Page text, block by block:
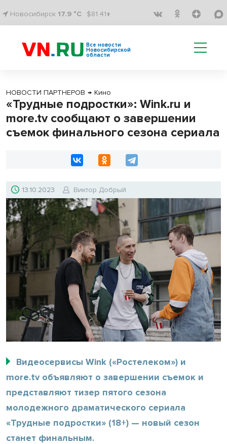
Новосибирск 17.9 °C $81.41↑
Все новости
Новосибирской
области
НОВОСТИ ПАРТНЕРОВ → Кино
«Трудные подростки»: Wink.ru и
more.tv сообщают о завершении
съемок финального сезона сериала
13.10.2023 Виктор Добрый
Видеосервисы Wink («Ростелеком») и
more.tv объявляют о завершении съемок и
представляют тизер пятого сезона
молодежного драматического сериала
«Трудные подростки» (18+) — новый сезон
станет финальным.